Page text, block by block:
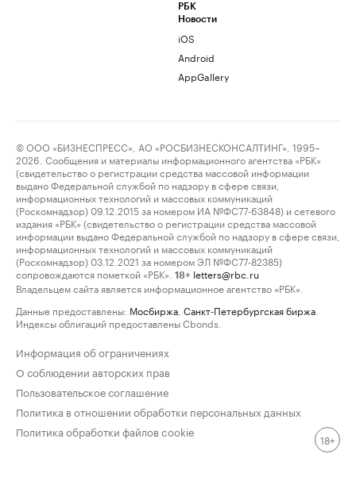
РБК
Новости
iOS
Android
AppGallery
© ООО «БИЗНЕСПРЕСС», АО «РОСБИЗНЕСКОНСАЛТИНГ», 1995–
2026. Сообщения и материалы информационного агентства «РБК»
(свидетельство о регистрации средства массовой информации
выдано Федеральной службой по надзору в сфере связи,
информационных технологий и массовых коммуникаций
(Роскомнадзор) 09.12.2015 за номером ИА №ФС77-63848) и сетевого
издания «РБК» (свидетельство о регистрации средства массовой
информации выдано Федеральной службой по надзору в сфере связи,
информационных технологий и массовых коммуникаций
(Роскомнадзор) 03.12.2021 за номером ЭЛ №ФС77-82385)
сопровождаются пометкой «РБК».
18+ letters@rbc.ru
Владельцем сайта является информационное агентство «РБК».
Данные предоставлены: Мосбиржа Санкт-Петербургская биржа
Индексы облигаций предоставлены Cbonds.
Информация об ограничениях
О соблюдении авторских прав
Пользовательское соглашение
Политика в отношении обработки персональных данных
Политика обработки файлов cookie
18+